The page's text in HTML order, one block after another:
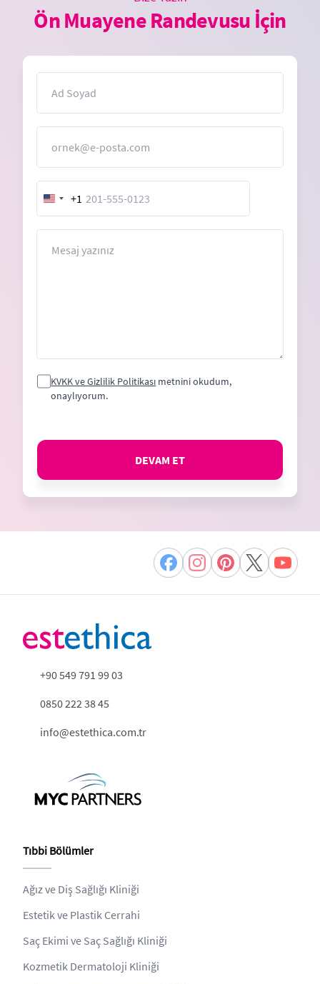
Ön Muayene Randevusu İçin
United
States
+1
KVKK ve Gizlilik Politikası metnini okudum,
onaylıyorum.
DEVAM ET
+90 549 791 99 03
0850 222 38 45
info@estethica.com.tr
Tıbbi Bölümler
Ağız ve Diş Sağlığı Kliniği
Estetik ve Plastik Cerrahi
Saç Ekimi ve Saç Sağlığı Kliniği
Kozmetik Dermatoloji Kliniği